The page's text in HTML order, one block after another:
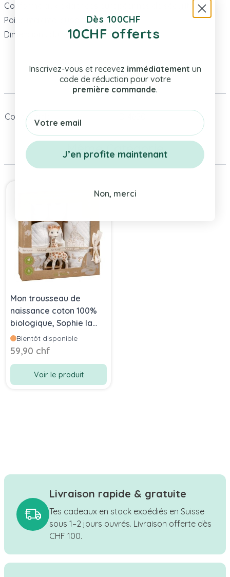
Conforme aux exigences européennes de sécurité.
Poids maximal supporté : 15 kg
Dimensions du hamac : 70 x 45 cm.
Plus d’information
Code Article
Même Catégorie
Mon trousseau de
naissance coton 100%
biologique, Sophie la
girafe
Bientôt disponible
59,90 chf
Voir le produit
Livraison rapide & gratuite
Tes cadeaux en stock expédiés en Suisse
sous 1–2 jours ouvrés. Livraison offerte dès
CHF 100.
Dès 100CHF
10CHF offerts
Inscrivez-vous et recevez immédiatement un
code de réduction pour votre
première commande.
Email
J’en profite maintenant
Non, merci